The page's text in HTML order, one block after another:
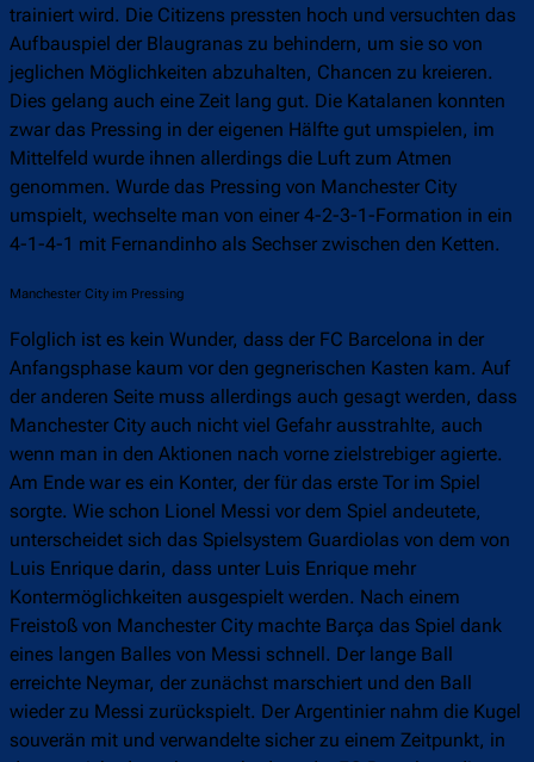
trainiert wird. Die Citizens pressten hoch und versuchten das
Aufbauspiel der Blaugranas zu behindern, um sie so von
jeglichen Möglichkeiten abzuhalten, Chancen zu kreieren.
Dies gelang auch eine Zeit lang gut. Die Katalanen konnten
zwar das Pressing in der eigenen Hälfte gut umspielen, im
Mittelfeld wurde ihnen allerdings die Luft zum Atmen
genommen. Wurde das Pressing von Manchester City
umspielt, wechselte man von einer 4-2-3-1-Formation in ein
4-1-4-1 mit Fernandinho als Sechser zwischen den Ketten.
Manchester City im Pressing
Folglich ist es kein Wunder, dass der FC Barcelona in der
Anfangsphase kaum vor den gegnerischen Kasten kam. Auf
der anderen Seite muss allerdings auch gesagt werden, dass
Manchester City auch nicht viel Gefahr ausstrahlte, auch
wenn man in den Aktionen nach vorne zielstrebiger agierte.
Am Ende war es ein Konter, der für das erste Tor im Spiel
sorgte. Wie schon Lionel Messi vor dem Spiel andeutete,
unterscheidet sich das Spielsystem Guardiolas von dem von
Luis Enrique darin, dass unter Luis Enrique mehr
Kontermöglichkeiten ausgespielt werden. Nach einem
Freistoß von Manchester City machte Barça das Spiel dank
eines langen Balles von Messi schnell. Der lange Ball
erreichte Neymar, der zunächst marschiert und den Ball
wieder zu Messi zurückspielt. Der Argentinier nahm die Kugel
souverän mit und verwandelte sicher zu einem Zeitpunkt, in